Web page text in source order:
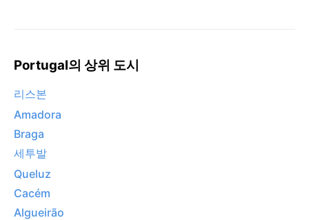
Portugal의 상위 도시
리스본
Amadora
Braga
세투발
Queluz
Cacém
Algueirão